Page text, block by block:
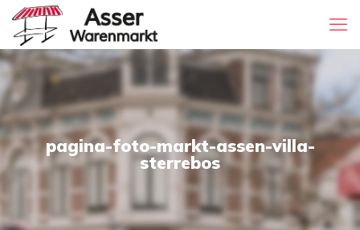
pagina-foto-markt-assen-villa-
sterrebos